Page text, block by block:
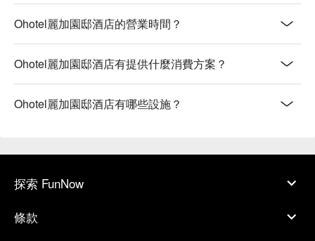
Ohotel麗加園邸酒店的營業時間？
Ohotel麗加園邸酒店有提供什麼消費方案？
Ohotel麗加園邸酒店有哪些設施？
探索 FunNow
條款